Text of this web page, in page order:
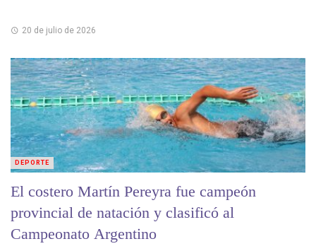
20 de julio de 2026
El costero Martín Pereyra fue campeón
provincial de natación y clasificó al
Campeonato Argentino
DEPORTE